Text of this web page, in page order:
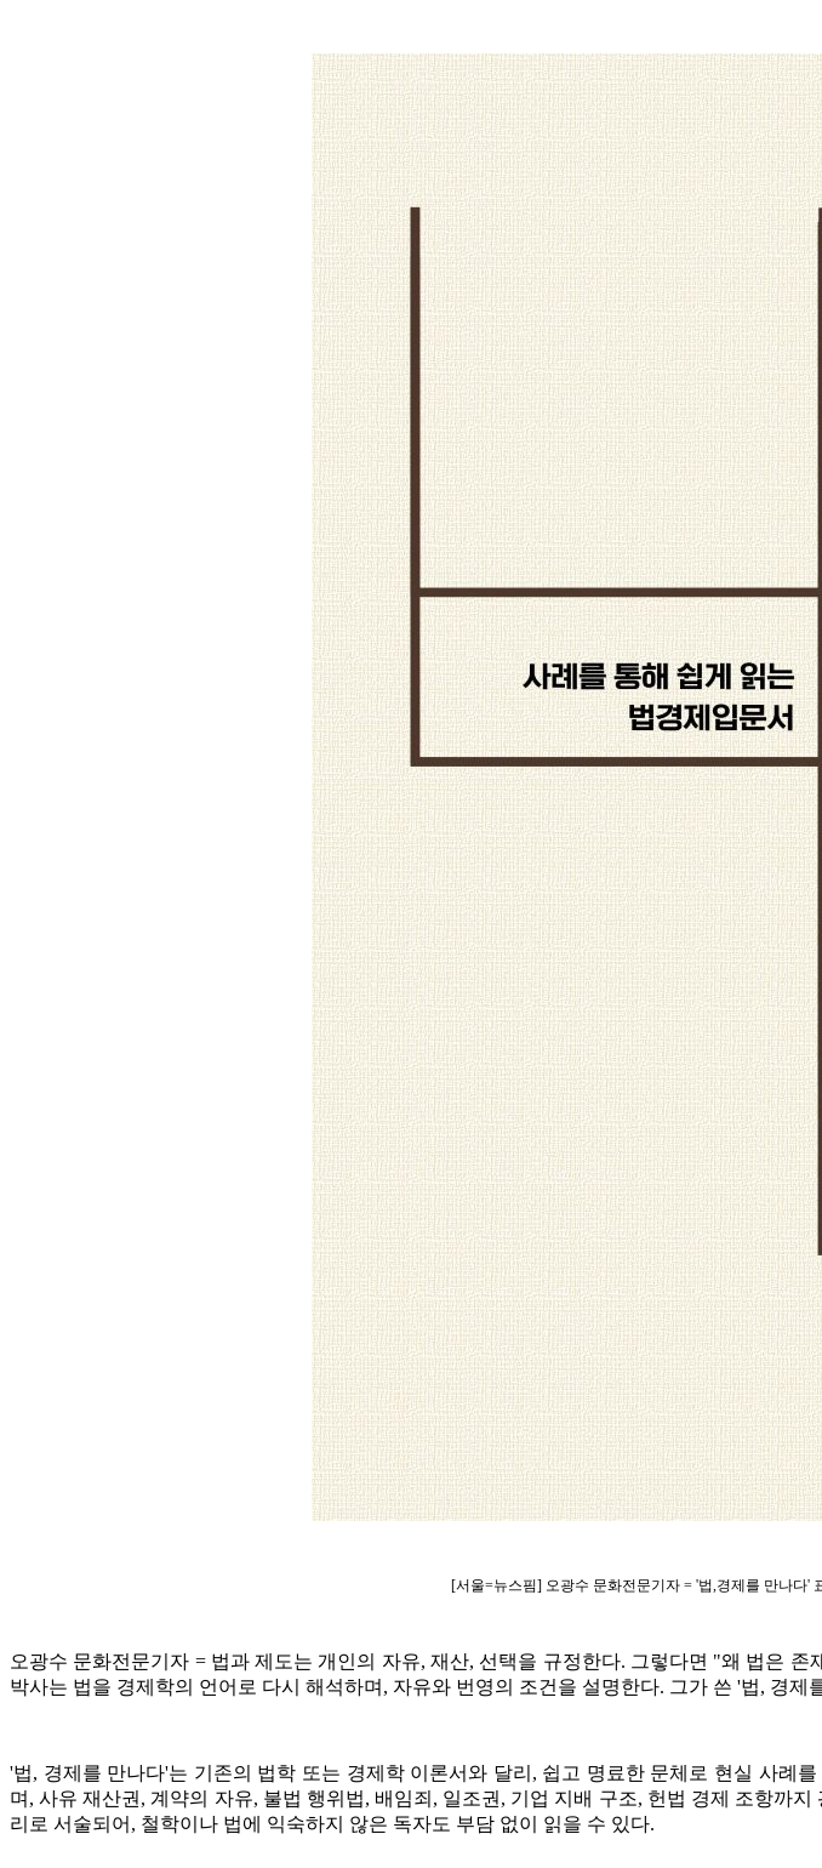
[서울=뉴스핌] 오광수 문화전문기자 = '법,경제를 만나다'
오광수 문화전문기자 = 법과 제도는 개인의 자유, 재산, 선택을 규정한다. 그렇다면 "왜 법은
박사는 법을 경제학의 언어로 다시 해석하며, 자유와 번영의 조건을 설명한다. 그가 쓴 '법, 경
'법, 경제를 만나다'는 기존의 법학 또는 경제학 이론서와 달리, 쉽고 명료한 문체로 현실 사례
며, 사유 재산권, 계약의 자유, 불법 행위법, 배임죄, 일조권, 기업 지배 구조, 헌법 경제 조항까
리로 서술되어, 철학이나 법에 익숙하지 않은 독자도 부담 없이 읽을 수 있다.